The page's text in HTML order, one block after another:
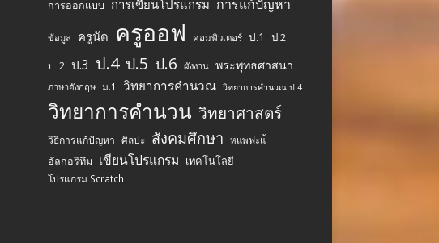
การออกแบบ การเขียนโปรแกรม การแก้ปัญหา
ข้อมูล ครูนัด ครูออฟ คอมพิวเตอร์ ป.1 ป.2
ป .2 ป.3 ป.4 ป.5 ป.6 ผังงาน พระพุทธศาสนา
ภาษาอังกฤษ ม.1 วิทยาการคำนวณ วิทยาการคำนวณ ป.4
วิทยาการคำนวน วิทยาศาสตร์
วิธีการแก้ปัญหา ศิลปะ สังคมศึกษา หแพฟะแ้
อัลกอริทึม เขียนโปรแกรม เทคโนโลยี
โปรแกรม Scratch